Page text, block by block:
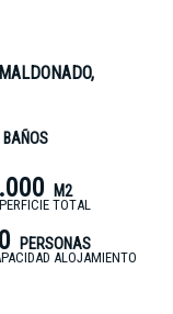
BAÑOS
M2
TOTAL
PERSONAS
ALOJAMIENTO